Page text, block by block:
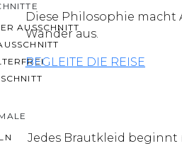
AUSSCHNITT
Diese Philosophie macht
Wander aus.
BEGLEITE DIE REISE
Jedes Brautkleid beginnt